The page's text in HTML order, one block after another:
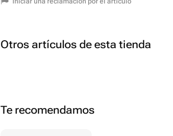
Otros artículos de esta tienda
Te recomendamos